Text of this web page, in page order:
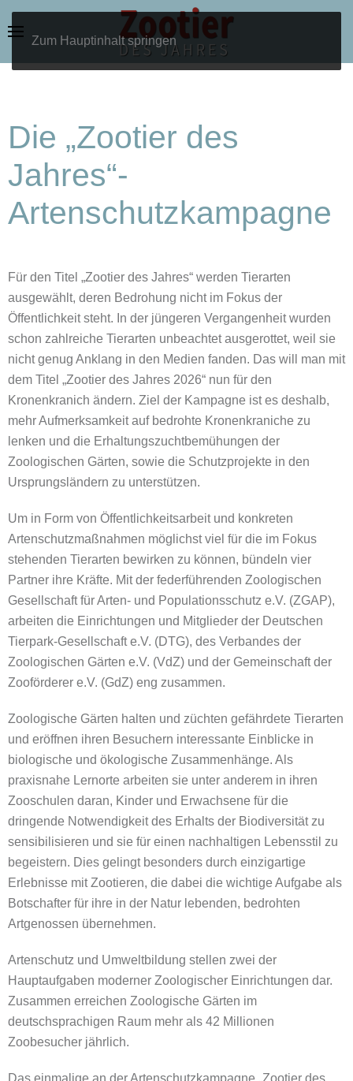
Zum Hauptinhalt springen
Die „Zootier des
Jahres“-
Artenschutzkampagne
Für den Titel „Zootier des Jahres“ werden Tierarten
ausgewählt, deren Bedrohung nicht im Fokus der
Öffentlichkeit steht. In der jüngeren Vergangenheit wurden
schon zahlreiche Tierarten unbeachtet ausgerottet, weil sie
nicht genug Anklang in den Medien fanden. Das will man mit
dem Titel „Zootier des Jahres 2026“ nun für den
Kronenkranich ändern. Ziel der Kampagne ist es deshalb,
mehr Aufmerksamkeit auf bedrohte Kronenkraniche zu
lenken und die Erhaltungszuchtbemühungen der
Zoologischen Gärten, sowie die Schutzprojekte in den
Ursprungsländern zu unterstützen.
Um in Form von Öffentlichkeitsarbeit und konkreten
Artenschutzmaßnahmen möglichst viel für die im Fokus
stehenden Tierarten bewirken zu können, bündeln vier
Partner ihre Kräfte. Mit der federführenden Zoologischen
Gesellschaft für Arten- und Populationsschutz e.V. (ZGAP),
arbeiten die Einrichtungen und Mitglieder der Deutschen
Tierpark-Gesellschaft e.V. (DTG), des Verbandes der
Zoologischen Gärten e.V. (VdZ) und der Gemeinschaft der
Zooförderer e.V. (GdZ) eng zusammen.
Zoologische Gärten halten und züchten gefährdete Tierarten
und eröffnen ihren Besuchern interessante Einblicke in
biologische und ökologische Zusammenhänge. Als
praxisnahe Lernorte arbeiten sie unter anderem in ihren
Zooschulen daran, Kinder und Erwachsene für die
dringende Notwendigkeit des Erhalts der Biodiversität zu
sensibilisieren und sie für einen nachhaltigen Lebensstil zu
begeistern. Dies gelingt besonders durch einzigartige
Erlebnisse mit Zootieren, die dabei die wichtige Aufgabe als
Botschafter für ihre in der Natur lebenden, bedrohten
Artgenossen übernehmen.
Artenschutz und Umweltbildung stellen zwei der
Hauptaufgaben moderner Zoologischer Einrichtungen dar.
Zusammen erreichen Zoologische Gärten im
deutschsprachigen Raum mehr als 42 Millionen
Zoobesucher jährlich.
Das einmalige an der Artenschutzkampagne „Zootier des